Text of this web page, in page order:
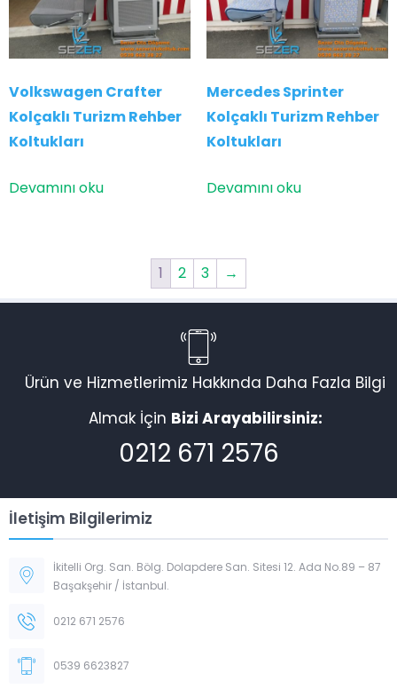
Volkswagen Crafter
Kolçaklı Turizm Rehber
Koltukları
Devamını oku
Mercedes Sprinter
Kolçaklı Turizm Rehber
Koltukları
Devamını oku
1 2 3 →
Ürün ve Hizmetlerimiz Hakkında Daha Fazla Bilgi
Almak İçin Bizi Arayabilirsiniz:
0212 671 2576
İletişim Bilgilerimiz
İkitelli Org. San. Bölg. Dolapdere San. Sitesi 12. Ada No.89 – 87
Başakşehir / İstanbul.
0212 671 2576
0539 6623827